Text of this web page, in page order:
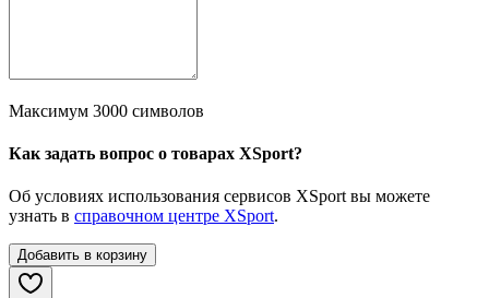
Максимум 3000 символов
Как задать вопрос о товарах XSport?
Об условиях использования сервисов XSport вы можете
узнать в справочном центре XSport.
Добавить в корзину